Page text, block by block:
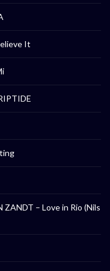
It
– Love in Rio (Nils